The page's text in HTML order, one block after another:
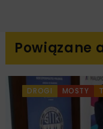
Powiązane
DROGI MOSTY